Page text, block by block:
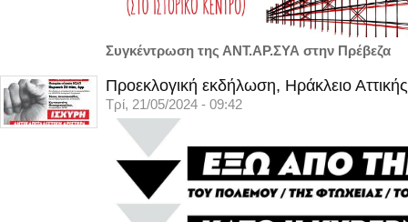
Συγκέντρωση της ΑΝΤ.ΑΡ.ΣΥΑ στην Πρέβεζα
Προεκλογική εκδήλωση, Ηράκλειο
Τρί, 21/05/2024 - 09:42